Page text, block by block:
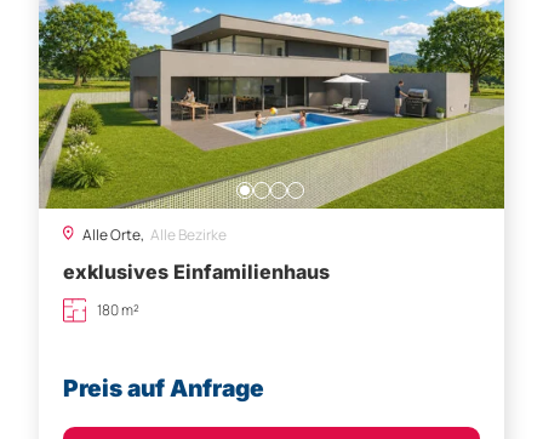
Alle Orte, Alle Bezirke
exklusives Einfamilienhaus
180 m²
Preis auf Anfrage